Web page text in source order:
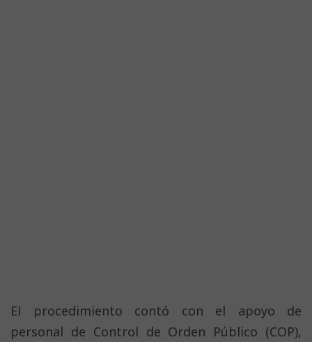
El procedimiento contó con el apoyo de
personal de Control de Orden Público (COP),